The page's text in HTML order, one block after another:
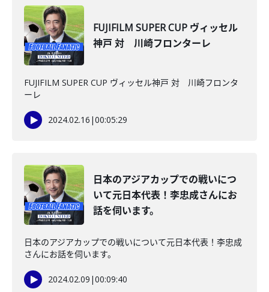
FUJIFILM SUPER CUP ヴィッセル
神戸 対 川崎フロンターレ
FUJIFILM SUPER CUP ヴィッセル神戸 対 川崎フロンタ
ーレ
2024.02.16 |00:05:29
日本のアジアカップでの戦いにつ
いて元日本代表！李忠成さんにお
話を伺います。
日本のアジアカップでの戦いについて元日本代表！李忠成
さんにお話を伺います。
2024.02.09 |00:09:40